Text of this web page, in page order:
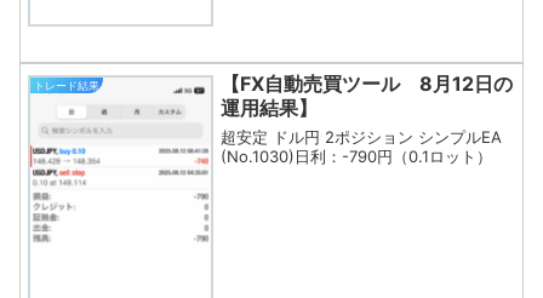
トレード結果
【FX自動売買ツール 8月12日の
運用結果】
超安定 ドル円 2ポジション シンプルEA
(No.1030)日利：-790円（0.1ロット）